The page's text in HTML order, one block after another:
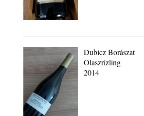
Dubicz Borászat
Olaszrizling
2014